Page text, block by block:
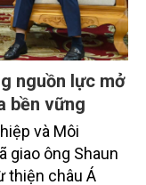
nguồn lực mở
bền vững
và Môi